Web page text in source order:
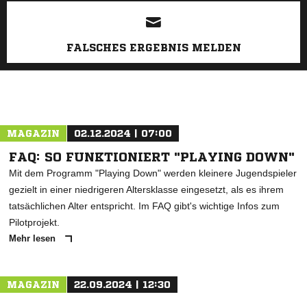
FALSCHES ERGEBNIS MELDEN
MAGAZIN 02.12.2024 | 07:00
FAQ: SO FUNKTIONIERT "PLAYING DOWN"
Mit dem Programm "Playing Down" werden kleinere Jugendspieler
gezielt in einer niedrigeren Altersklasse eingesetzt, als es ihrem
tatsächlichen Alter entspricht. Im FAQ gibt's wichtige Infos zum
Pilotprojekt.
Mehr lesen
MAGAZIN 22.09.2024 | 12:30